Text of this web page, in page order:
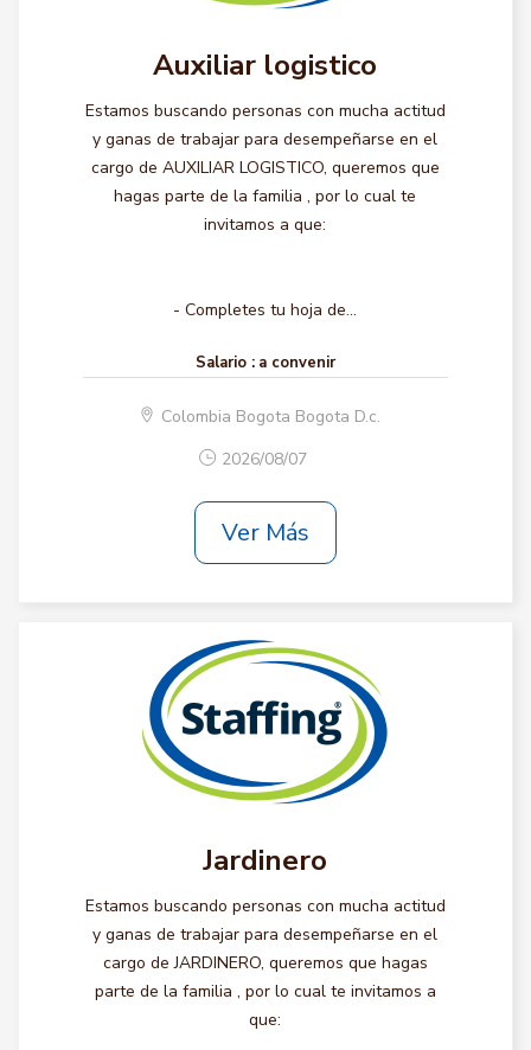
Auxiliar logistico
Estamos buscando personas con mucha actitud
y ganas de trabajar para desempeñarse en el
cargo de AUXILIAR LOGISTICO, queremos que
hagas parte de la familia , por lo cual te
invitamos a que:
- Completes tu hoja de...
Salario : a convenir
Colombia Bogota Bogota D.c.
2026/08/07
Ver Más
Jardinero
Estamos buscando personas con mucha actitud
y ganas de trabajar para desempeñarse en el
cargo de JARDINERO, queremos que hagas
parte de la familia , por lo cual te invitamos a
que: